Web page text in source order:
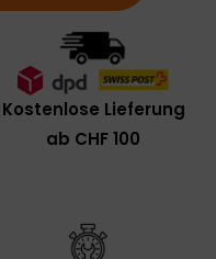
Kostenlose Lieferung
ab CHF 100